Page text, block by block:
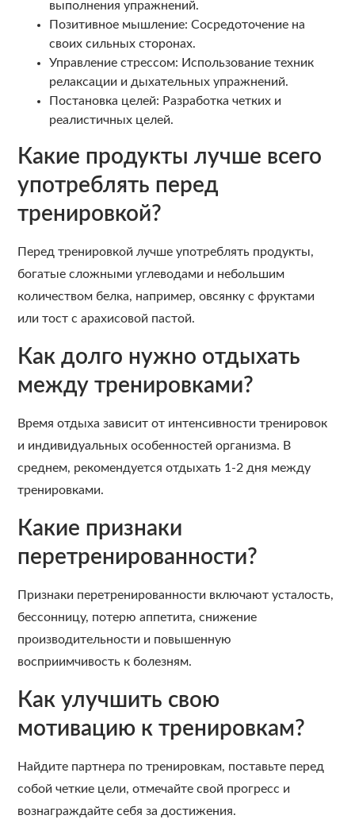
выполнения упражнений.
Позитивное мышление: Сосредоточение на
своих сильных сторонах.
Управление стрессом: Использование техник
релаксации и дыхательных упражнений.
Постановка целей: Разработка четких и
реалистичных целей.
Какие продукты лучше всего
употреблять перед
тренировкой?
Перед тренировкой лучше употреблять продукты,
богатые сложными углеводами и небольшим
количеством белка, например, овсянку с фруктами
или тост с арахисовой пастой.
Как долго нужно отдыхать
между тренировками?
Время отдыха зависит от интенсивности тренировок
и индивидуальных особенностей организма. В
среднем, рекомендуется отдыхать 1-2 дня между
тренировками.
Какие признаки
перетренированности?
Признаки перетренированности включают усталость,
бессонницу, потерю аппетита, снижение
производительности и повышенную
восприимчивость к болезням.
Как улучшить свою
мотивацию к тренировкам?
Найдите партнера по тренировкам, поставьте перед
собой четкие цели, отмечайте свой прогресс и
вознаграждайте себя за достижения.